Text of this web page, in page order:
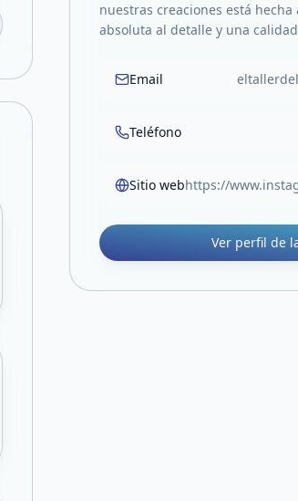
nuestras creaciones está
absoluta al detalle y una
Email
Teléfono
Sitio web
Ver perfil de